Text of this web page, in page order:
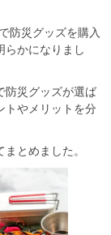
防災グッズを購入
らかになりまし
防災グッズが選ば
トやメリットを分
とめました。